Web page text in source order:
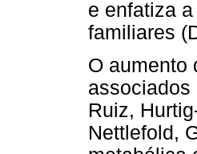
e enfatiza
familiares
O aumento
associados
Ruiz,
Nettlefold,